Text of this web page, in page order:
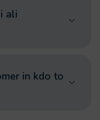
ali
in kdo to